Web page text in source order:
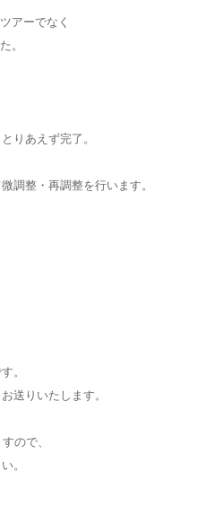
アーでなく
。
りあえず完了。
調整・再調整を行います。
。
送りいたします。
ので、
。